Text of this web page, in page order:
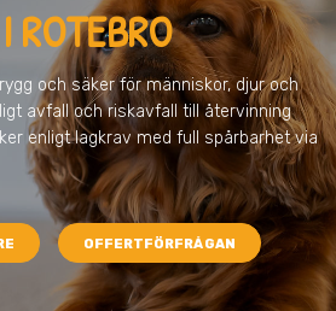
ROTEBRO
och säker för människor, djur och
avfall och riskavfall till återvinning
enligt lagkrav med full spårbarhet via
OFFERTFÖRFRÅGAN